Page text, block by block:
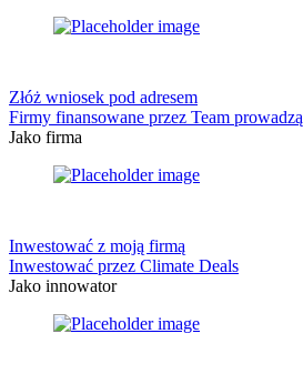
Złóż wniosek pod adresem
Firmy finansowane przez Team
Jako firma
Inwestować z moją firmą
Inwestować przez Climate Deals
Jako innowator